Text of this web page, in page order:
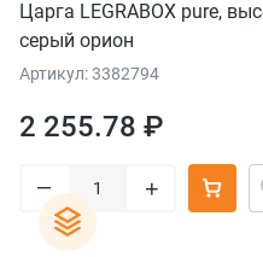
Царга LEGRABOX pure,
серый орион
Артикул: 3382794
2 255.78 ₽
– +